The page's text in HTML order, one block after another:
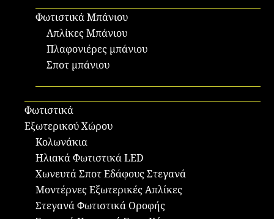
Φωτιστικά Μπάνιου
Απλίκες Μπάνιου
Πλαφονιέρες μπάνιου
Σποτ μπάνιου
Φωτιστικά
Εξωτερικού Χώρου
Κολωνάκια
Ηλιακά Φωτιστικά LED
Χωνευτά Σποτ Εδάφους Στεγανά
Μοντέρνες Εξωτερικές Απλίκες
Στεγανά Φωτιστικά Οροφής